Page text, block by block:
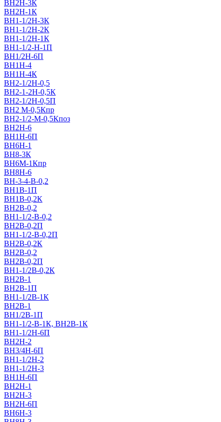
ВН2Н-3К
ВН2Н-1К
ВН1-1/2Н-3К
ВН1-1/2Н-2К
ВН1-1/2Н-1К
ВН1-1/2-Н-1П
ВН1/2H-6П
ВН1Н-4
ВН1Н-4К
ВН2-1/2Н-0,5
ВН2-1-2Н-0,5К
ВН2-1/2Н-0,5П
ВН2 M-0,5Кпр
ВН2-1/2-M-0,5Кпоз
ВН2Н-6
ВН1Н-6П
ВН6Н-1
ВН8-3К
ВН6M-1Кпр
ВН8Н-6
ВН-3-4-В-0,2
ВН1В-1П
ВН1В-0,2К
ВН2В-0,2
ВН1-1/2-В-0,2
ВН2В-0,2П
ВН1-1/2-В-0,2П
ВН2В-0,2К
ВН2В-0,2
ВН2В-0,2П
ВН1-1/2В-0,2К
ВН2В-1
ВН2В-1П
ВН1-1/2В-1К
ВН2В-1
ВН1/2В-1П
ВН1-1/2-В-1К, ВН2В-1К
ВН1-1/2Н-6П
ВН2Н-2
ВН3/4Н-6П
ВН1-1/2Н-2
ВН1-1/2Н-3
ВН1Н-6П
ВН2Н-1
ВН2Н-3
ВН2Н-6П
ВН6Н-3